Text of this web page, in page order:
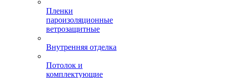
Пленки
пароизоляционные
ветрозащитные
Внутренняя отделка
Потолок и
комплектующие